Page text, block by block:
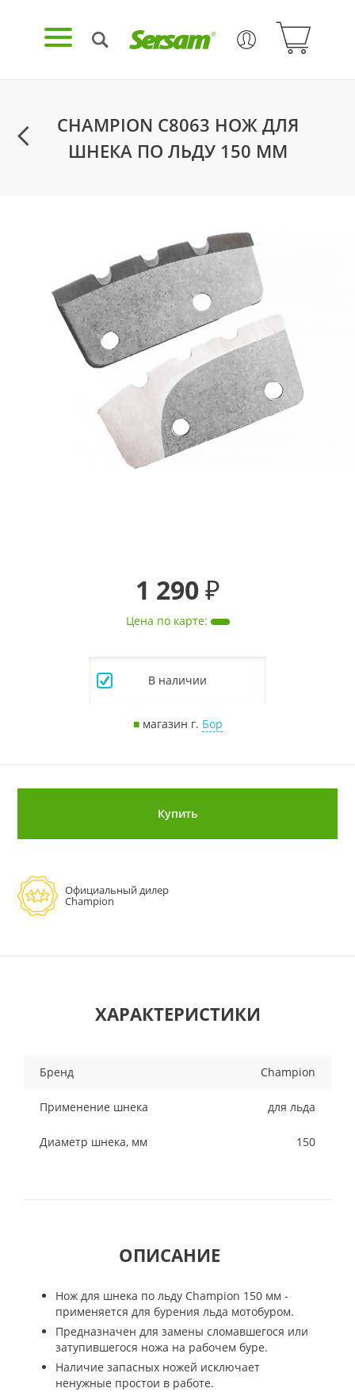
CHAMPION C8063 НОЖ ДЛЯ
ШНЕКА ПО ЛЬДУ 150 ММ
1 290 ₽
Цена по карте:
В наличии
■магазин г. Бор
Купить
Официальный дилер
Champion
ХАРАКТЕРИСТИКИ
Бренд Champion
Применение шнека для льда
Диаметр шнека, мм 150
ОПИСАНИЕ
Нож для шнека по льду Champion 150 мм -
применяется для бурения льда мотобуром.
Предназначен для замены сломавшегося или
затупившегося ножа на рабочем буре.
Наличие запасных ножей исключает
ненужные простои в работе.